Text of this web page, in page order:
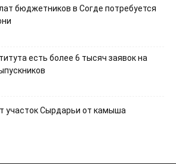
бюджетников в Согде потребуется
есть более 6 тысяч заявок на
участок Сырдарьи от камыша